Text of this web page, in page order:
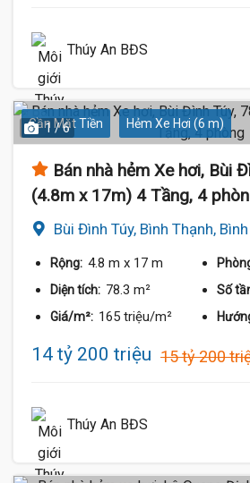
Thúy An BĐS
Gần Mặt Tiền Hẻm Xe Hơi (6 m)
1 / 6
Bán nhà hẻm Xe hơi, Bùi
(4.8m x 17m) 4 Tầng, 4
Bùi Đình Túy, Bình Thạnh,
Rộng: 4.8 m x 17 m
Diện tích: 78.3 m² Số
Giá/m²: 165 triệu/m²
14 tỷ 200 triệu 15 tỷ 200
Thúy An BĐS